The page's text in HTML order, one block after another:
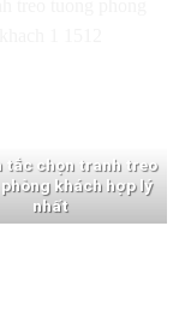
tắc chọn tranh treo
khách hợp lý
nhất